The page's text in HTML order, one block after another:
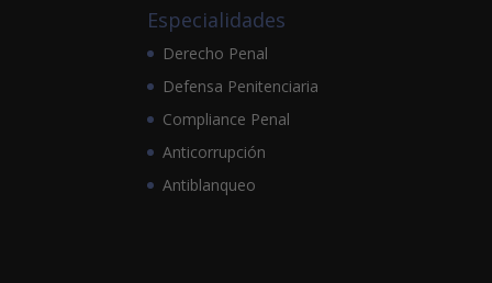
Especialidades
Derecho Penal
Defensa Penitenciaria
Compliance Penal
Anticorrupción
Antiblanqueo